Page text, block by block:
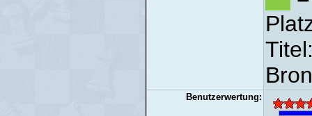
Benutzerwertung: